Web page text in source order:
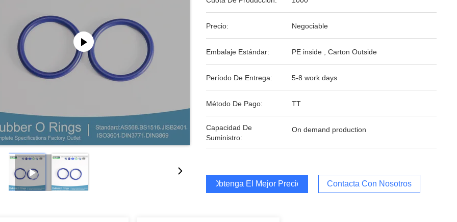
Precio: Negociable
Embalaje Estándar: PE inside , Carton Outside
Período De Entrega: 5-8 work days
Método De Pago: TT
Capacidad De
Suministro:
On demand production
Obtenga El Mejor Precio Contacta Con Nosotros